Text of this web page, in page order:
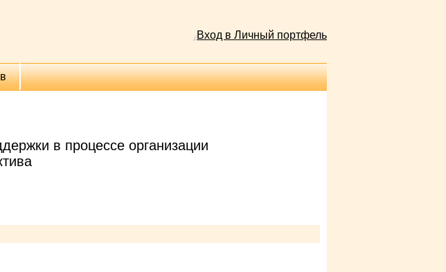
Вход в Личный портфель
в процессе организации